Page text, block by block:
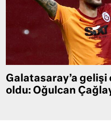
Galatasaray’a
oldu: Oğulcan